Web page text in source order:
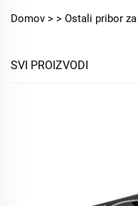
Domov > > Ostali pribor
SVI PROIZVODI